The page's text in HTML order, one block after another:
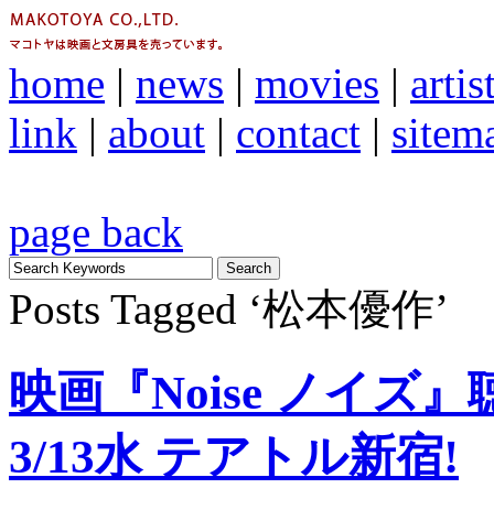
home | news | movies |
link | about | contact |
page back
Posts Tagged ‘松本優作’
映画『Noise ノイズ
3/13水 テアトル新宿!